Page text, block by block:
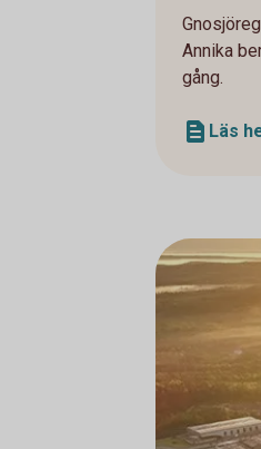
Annika
gång.
Läs